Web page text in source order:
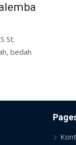
St.
bedah